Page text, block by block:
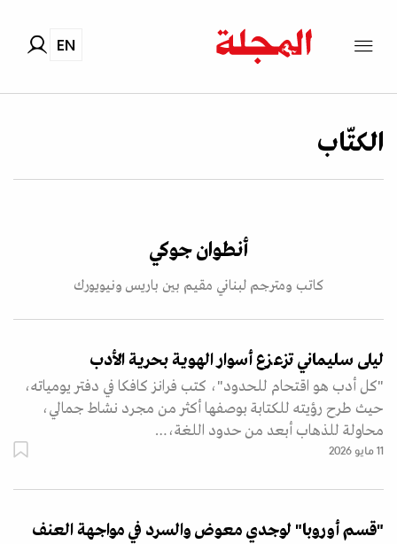
EN
الكتّاب
أنطوان جوكي
كاتب ومترجم لبناني مقيم بين باريس ونيويورك
ليلى سليماني تزعزع أسوار الهوية بحرية الأدب
"كل أدب هو اقتحام للحدود"، كتب فرانز كافكا في دفتر يومياته،
حيث طرح رؤيته للكتابة بوصفها أكثر من مجرد نشاط جمالي،
محاولة للذهاب أبعد من حدود اللغة،…
11 مايو 2026
"قسم أوروبا" لوجدي معوض والسرد في مواجهة العنف